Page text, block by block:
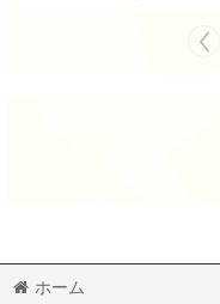
ホーム